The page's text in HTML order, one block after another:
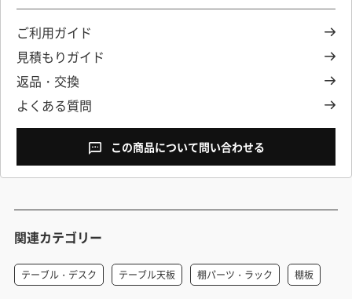
ご利用ガイド
見積もりガイド
返品・交換
よくある質問
この商品について問い合わせる
関連カテゴリー
テーブル・デスク テーブル天板 棚パーツ・ラック 棚板